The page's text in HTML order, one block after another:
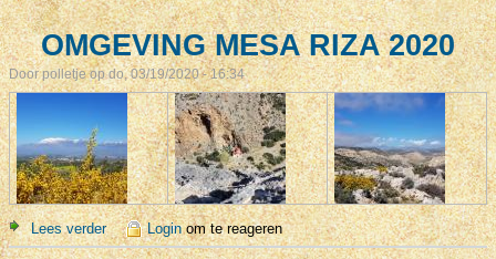
OMGEVING MESA RIZA 2020
Doorpolletjeop do, 03/19/2020 - 16:34
Lees verderover OMGEVING MESA RIZA 2020
Loginom te reageren